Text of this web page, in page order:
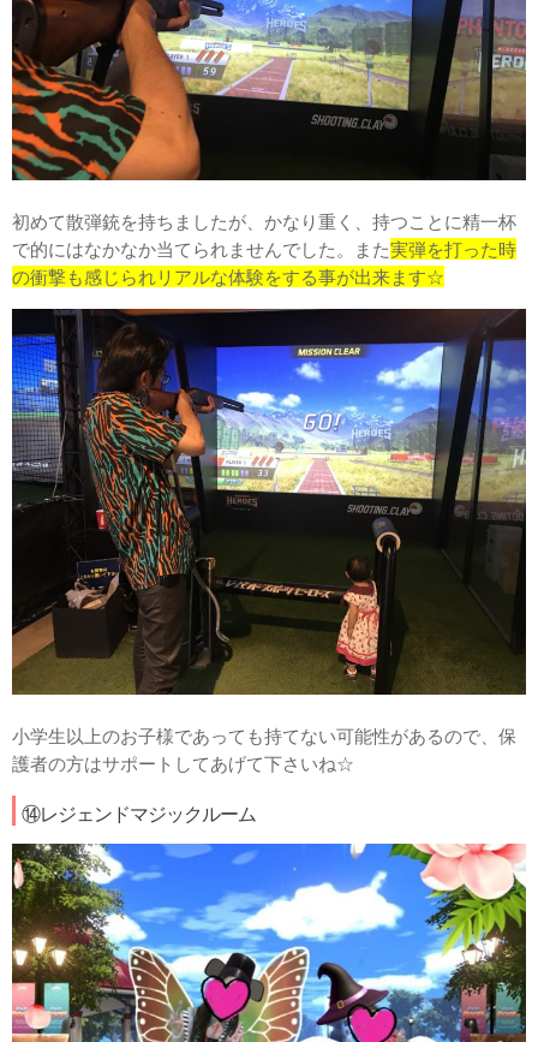
初めて散弾銃を持ちましたが、かなり重く、持つことに精一杯
で的にはなかなか当てられませんでした。また実弾を打った時
の衝撃も感じられリアルな体験をする事が出来ます☆
小学生以上のお子様であっても持てない可能性があるので、保
護者の方はサポートしてあげて下さいね☆
⑭レジェンドマジックルーム